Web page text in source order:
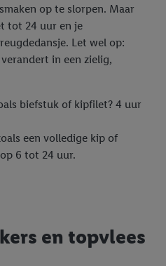
op te slorpen. Maar
tot 24 uur en je
Let wel op:
in een zielig,
biefstuk of kipfilet? 4 uur
een volledige kip of
6 tot 24 uur.
en topvlees